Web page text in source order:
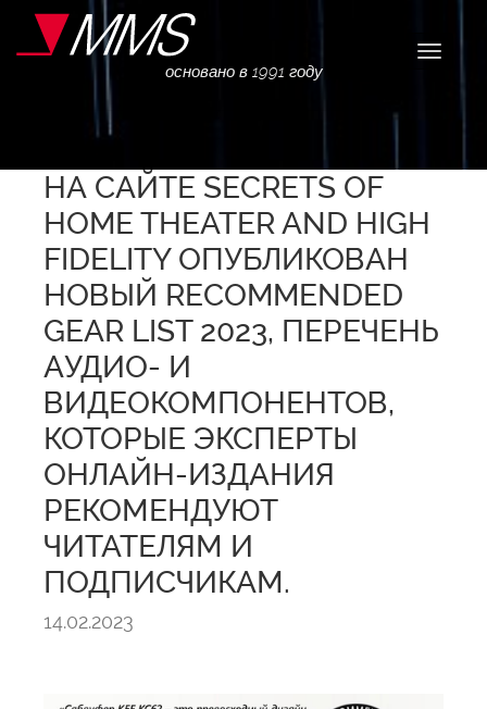
основано в 1991 году
НА САЙТЕ SECRETS OF
HOME THEATER AND HIGH
FIDELITY ОПУБЛИКОВАН
НОВЫЙ RECOMMENDED
GEAR LIST 2023, ПЕРЕЧЕНЬ
АУДИО- И
ВИДЕОКОМПОНЕНТОВ,
КОТОРЫЕ ЭКСПЕРТЫ
ОНЛАЙН-ИЗДАНИЯ
РЕКОМЕНДУЮТ
ЧИТАТЕЛЯМ И
ПОДПИСЧИКАМ.
14.02.2023